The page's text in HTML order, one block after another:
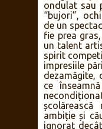
ondulat sau
“bujori”,
de un
fie prea
un talent
spirit
impresiile
dezamăgite,
ce
ambiție și
ignorat